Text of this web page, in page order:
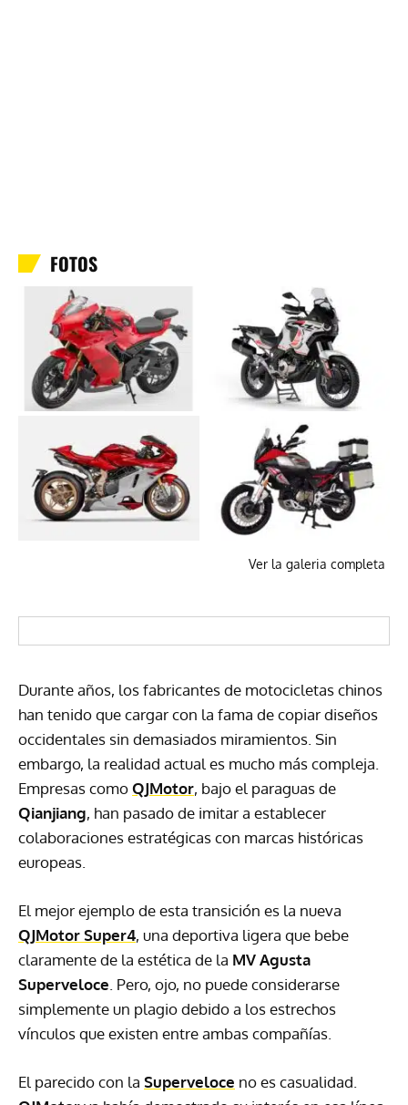
FOTOS
Ver la galeria completa
Durante años, los fabricantes de motocicletas chinos
han tenido que cargar con la fama de copiar diseños
occidentales sin demasiados miramientos. Sin
embargo, la realidad actual es mucho más compleja.
Empresas comoQJMotor, bajo el paraguas de
Qianjiang, han pasado de imitar a establecer
colaboraciones estratégicas con marcas históricas
europeas.
El mejor ejemplo de esta transición es la nueva
QJMotor Super4, una deportiva ligera que bebe
claramente de la estética de la MV Agusta
Superveloce . Pero, ojo, no puede considerarse
simplemente un plagio debido a los estrechos
vínculos que existen entre ambas compañías.
El parecido con la Superveloce no es casualidad.